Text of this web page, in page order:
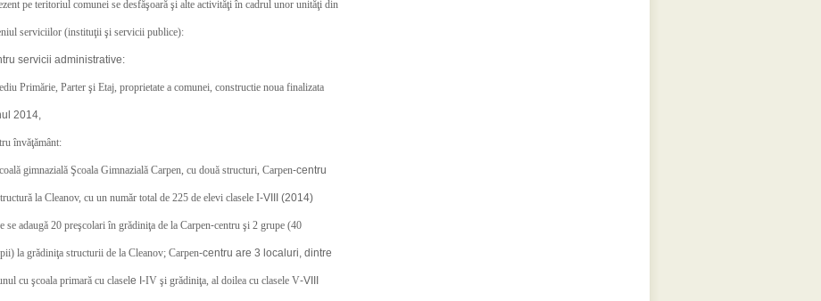
pe teritoriul comunei se desfăşoară şi alte activităţi în cadrul unor unităţi din
serviciilor (instituţii şi servicii publice):
servicii administrative:
Primărie, Parter şi Etaj, proprietate a comunei, constructie noua finalizata
2014,
învăţământ:
coală gimnazială Şcoala Gimnazială Carpen, cu două structuri, Carpen-centru
la Cleanov, cu un număr total de 225 de elevi clasele I-VIII (2014)
se adaugă 20 preşcolari în grădiniţa de la Carpen-centru şi 2 grupe (40
la grădiniţa structurii de la Cleanov; Carpen-centru are 3 localuri, dintre
cu şcoala primară cu clasele I-IV şi grădiniţa, al doilea cu clasele V-VIII